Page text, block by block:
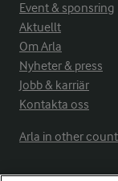
Event & sponsring
Aktuellt
Om Arla
Nyheter & press
Jobb & karriär
Kontakta oss
Arla in other